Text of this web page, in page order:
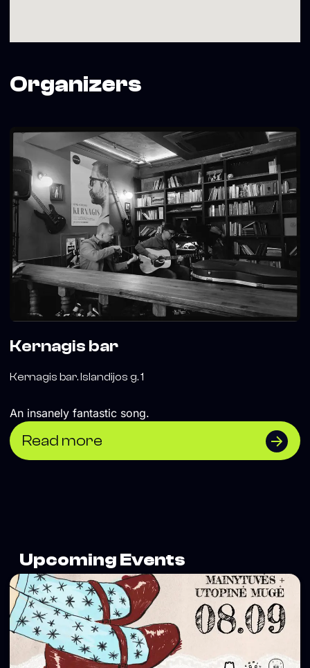
Organizers
Kernagis bar
Kernagis bar. Islandijos g. 1
An insanely fantastic song.
Read more
Upcoming Events